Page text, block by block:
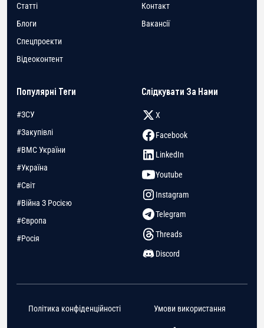
Статті
Блоги
Спецпроекти
Відеоконтент
Контакт
Вакансії
Популярні Теги
#ЗСУ
#Закупівлі
#ВМС України
#Україна
#Світ
#Війна З Росією
#Європа
#Росія
Слідкувати За Нами
X
Facebook
LinkedIn
Youtube
Instagram
Telegram
Threads
Discord
Політика конфіденційності Умови використання